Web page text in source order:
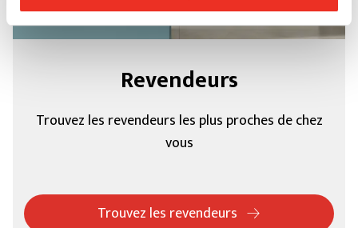
Revendeurs
Trouvez les revendeurs les plus proches de chez
vous
Trouvez les revendeurs